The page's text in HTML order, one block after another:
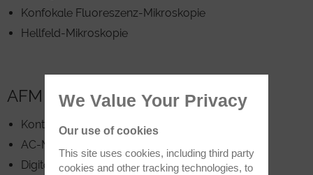
Konfokale Fluoreszenz-Mikroskopie
Hellfeld-Mikroskopie
AFM Techniken:
Kontakt-Modus
AC-Modus (Tapping Mode)
Digitaler Pulsed Force Modus (DPFM)
We Value Your Privacy
Our use of cookies
This site uses cookies, including third party
cookies and other tracking technologies, to